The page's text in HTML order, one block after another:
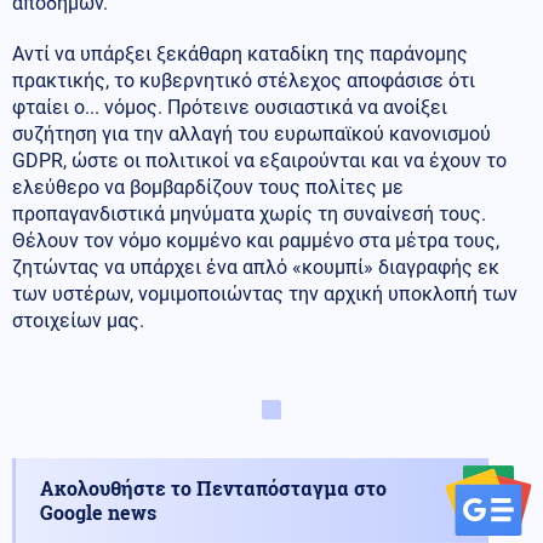
Αντί να υπάρξει ξεκάθαρη καταδίκη της παράνομης
πρακτικής, το κυβερνητικό στέλεχος αποφάσισε ότι
φταίει ο... νόμος. Πρότεινε ουσιαστικά να ανοίξει
συζήτηση για την αλλαγή του ευρωπαϊκού κανονισμού
GDPR, ώστε οι πολιτικοί να εξαιρούνται και να έχουν το
ελεύθερο να βομβαρδίζουν τους πολίτες με
προπαγανδιστικά μηνύματα χωρίς τη συναίνεσή τους.
Θέλουν τον νόμο κομμένο και ραμμένο στα μέτρα τους,
ζητώντας να υπάρχει ένα απλό «κουμπί» διαγραφής εκ
των υστέρων, νομιμοποιώντας την αρχική υποκλοπή των
στοιχείων μας.
Ακολουθήστε το Πενταπόσταγμα στο
Google news